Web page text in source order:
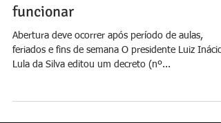
Clubes de tiro a 1 km de escolas
têm limite de horário para
funcionar